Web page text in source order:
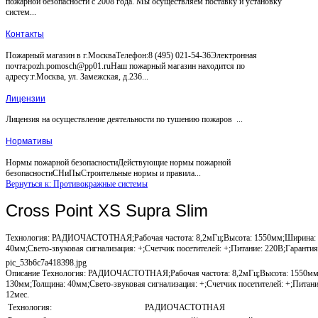
систем...
Контакты
Пожарный магазин в г.МоскваТелефон:8 (495) 021-54-36Электронная
почта:pozh.pomosch@pp01.ruНаш пожарный магазин находится по
адресу:г.Москва, ул. Замежская, д.236...
Лицензии
Лицензия на осуществление деятельности по тушению пожаров ...
Нормативы
Нормы пожарной безопасностиДействующие нормы пожарной
безопасностиСНиПыСтроительные нормы и правила...
Вернуться к: Противокражные системы
Cross Point XS Supra Slim
Технология: РАДИОЧАСТОТНАЯ;Рабочая частота: 8,2мГц;Высота:
40мм;Свето-звуковая сигнализация: +;Счетчик посетителей: +;Питание:
pic_53b6c7a418398.jpg
Описание Технология: РАДИОЧАСТОТНАЯ;Рабочая частота: 8,2мГц;Высота:
130мм;Толщина: 40мм;Свето-звуковая сигнализация: +;Счетчик посетителей:
12мес.
Технология:
РАДИОЧАСТОТНАЯ